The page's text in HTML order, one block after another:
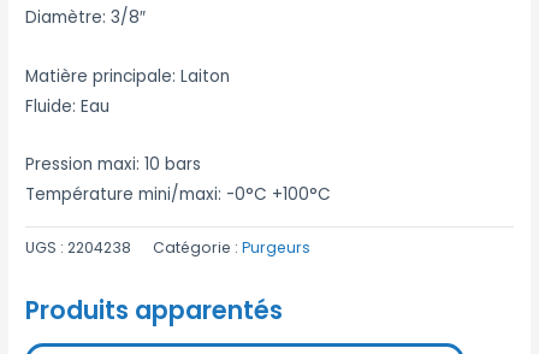
Diamètre: 3/8″
Matière principale: Laiton
Fluide: Eau
Pression maxi: 10 bars
Température mini/maxi: -0°C +100°C
UGS :2204238 Catégorie :Purgeurs
Produits apparentés